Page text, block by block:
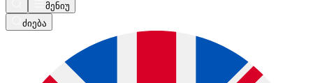
მენიუ
ძიება